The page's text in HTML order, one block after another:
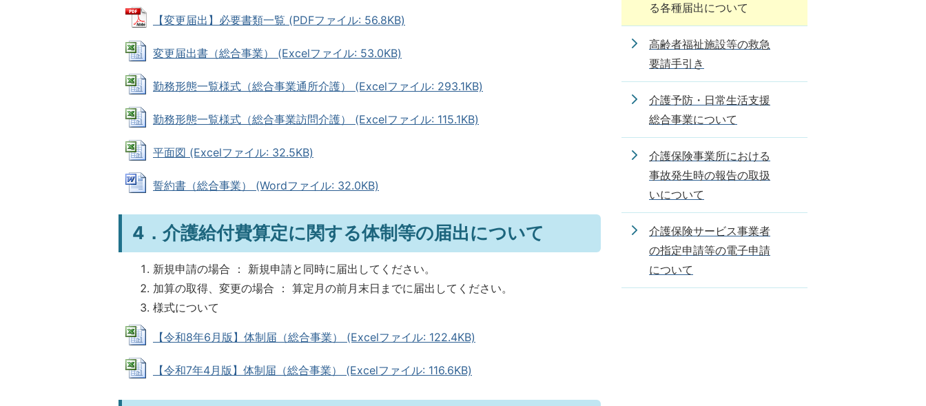
【変更届出】必要書類一覧 (PDFファイル: 56.8KB)
変更届出書（総合事業） (Excelファイル: 53.0KB)
勤務形態一覧様式（総合事業通所介護） (Excelファイル: 293.1KB)
勤務形態一覧様式（総合事業訪問介護） (Excelファイル: 115.1KB)
平面図 (Excelファイル: 32.5KB)
誓約書（総合事業） (Wordファイル: 32.0KB)
4．介護給付費算定に関する体制等の届出について
新規申請の場合 ： 新規申請と同時に届出してください。
加算の取得、変更の場合 ： 算定月の前月末日までに届出してください。
様式について
【令和8年6月版】体制届（総合事業） (Excelファイル: 122.4KB)
【令和7年4月版】体制届（総合事業） (Excelファイル: 116.6KB)
る各種届出について
高齢者福祉施設等の救急
要請手引き
介護予防・日常生活支援
総合事業について
介護保険事業所における
事故発生時の報告の取扱
いについて
介護保険サービス事業者
の指定申請等の電子申請
について